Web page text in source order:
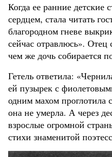
Когда ее ранние детские
сердцем, стала читать
благородном гневе
сейчас отравлюсь». Отец
чем же дочь собирается
Гетель ответила:
ей пузырек с
одним махом проглотила
она не умерла. А через
взрослые огромной
стихи знаменитой